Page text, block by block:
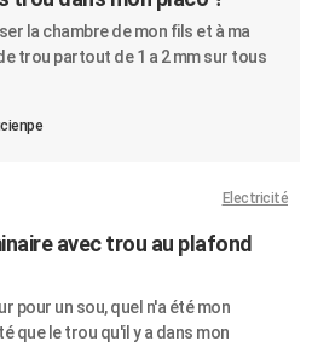
la chambre de mon fils et à ma
trou partout de 1 a 2 mm sur tous
Electricité
avec trou au plafond
pour un sou, quel n'a été mon
que le trou qu'il y a dans mon